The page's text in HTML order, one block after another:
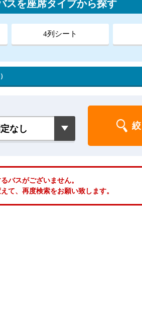
スを座席タイプから探す
4列シート
バスがございません。
て、再度検索をお願い致します。